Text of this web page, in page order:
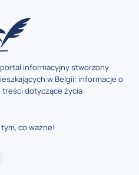
informacyjny stworzony
w Belgii: informacje o
treści dotyczące życia
co ważne!